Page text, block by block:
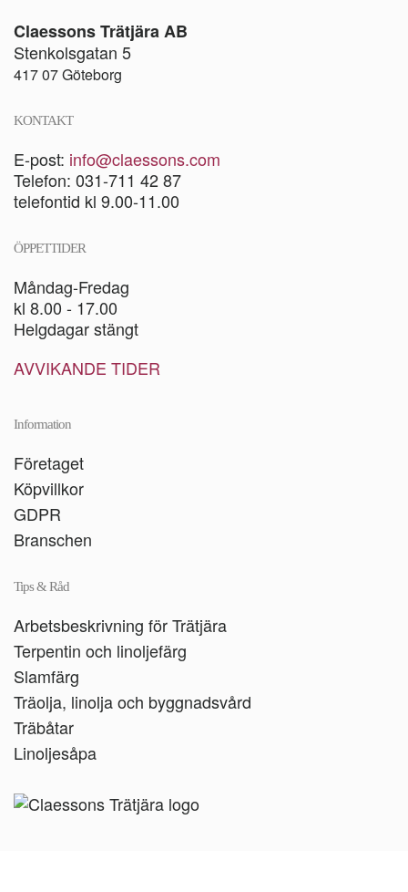
Claessons Trätjära AB
Stenkolsgatan 5
417 07 Göteborg
KONTAKT
E-post: info@claessons.com
Telefon: 031-711 42 87
telefontid kl 9.00-11.00
ÖPPETTIDER
Måndag-Fredag
kl 8.00 - 17.00
Helgdagar stängt
AVVIKANDE TIDER
Information
Företaget
Köpvillkor
GDPR
Branschen
Tips & Råd
Arbetsbeskrivning för Trätjära
Terpentin och linoljefärg
Slamfärg
Träolja, linolja och byggnadsvård
Träbåtar
Linoljesåpa